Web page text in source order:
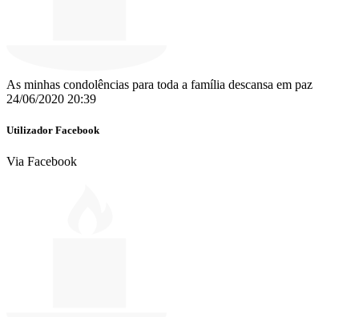
As minhas condolências para toda a família descansa em paz
24/06/2020 20:39
Utilizador Facebook
Via Facebook